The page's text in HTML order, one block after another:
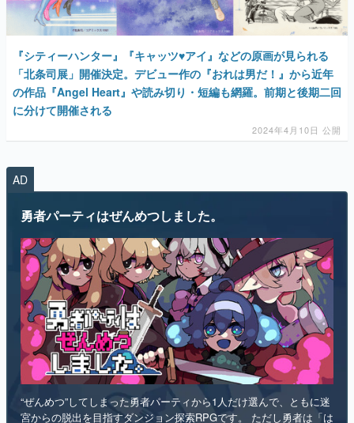
『シティーハンター』『キャッツ♥アイ』などの原画が見られる
「北条司展」開催決定。デビュー作の『おれは男だ！』から近年
の作品『Angel Heart』や読み切り・短編も網羅。前期と後期二回
に分けて開催される
2024年4月10日 公開
AD
勇者パーティはぜんめつしました。
“ぜんめつ”してしまった勇者パーティから1人だけ選んで、ともに迷
宮からの脱出を目指すダンジョン探索RPGです。 ただし勇者は「は